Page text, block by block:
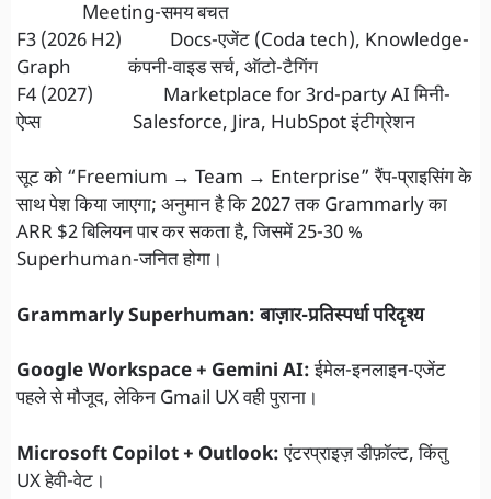
Meeting-समय बचत
F3 (2026 H2) Docs-एजेंट (Coda tech), Knowledge-
Graph कंपनी-वाइड सर्च, ऑटो-टैगिंग
F4 (2027) Marketplace for 3rd-party AI मिनी-
ऐप्स Salesforce, Jira, HubSpot इंटीग्रेशन
सूट को “Freemium → Team → Enterprise” रैंप-प्राइसिंग के
साथ पेश किया जाएगा; अनुमान है कि 2027 तक Grammarly का
ARR $2 बिलियन पार कर सकता है, जिसमें 25-30 %
Superhuman-जनित होगा।
Grammarly Superhuman: बाज़ार-प्रतिस्पर्धा परिदृश्य
Google Workspace + Gemini AI:ईमेल-इनलाइन-एजेंट
पहले से मौजूद, लेकिन Gmail UX वही पुराना।
Microsoft Copilot + Outlook:एंटरप्राइज़ डीफ़ॉल्ट, किंतु
UX हेवी-वेट।